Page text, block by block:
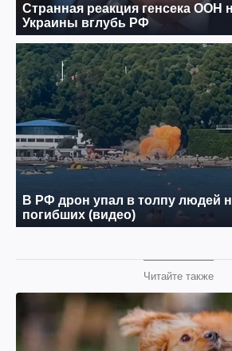
Читайте также